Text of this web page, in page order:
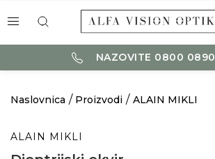
NAZOVITE 0800 0890
Naslovnica Proizvodi ALAIN MIKLI
ALAIN MIKLI